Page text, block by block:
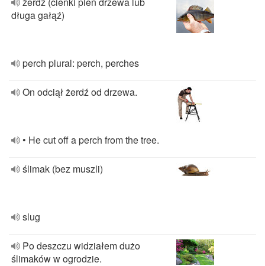
długa gałąź)
perch plural: perch, perches
On odciął żerdź od drzewa.
• He cut off a perch from the tree.
ślimak (bez muszli)
slug
Po deszczu widziałem dużo
ślimaków w ogrodzie.